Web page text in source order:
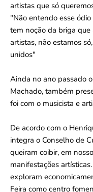
artistas que só
"Não entendo esse
tem noção da briga
artistas, não estamos
unidos"
Ainda no ano passado
Machado, também
foi com o musicista e
De acordo com o
integra o Conselho de
queiram coibir, em
manifestações
exploram
Feira como centro